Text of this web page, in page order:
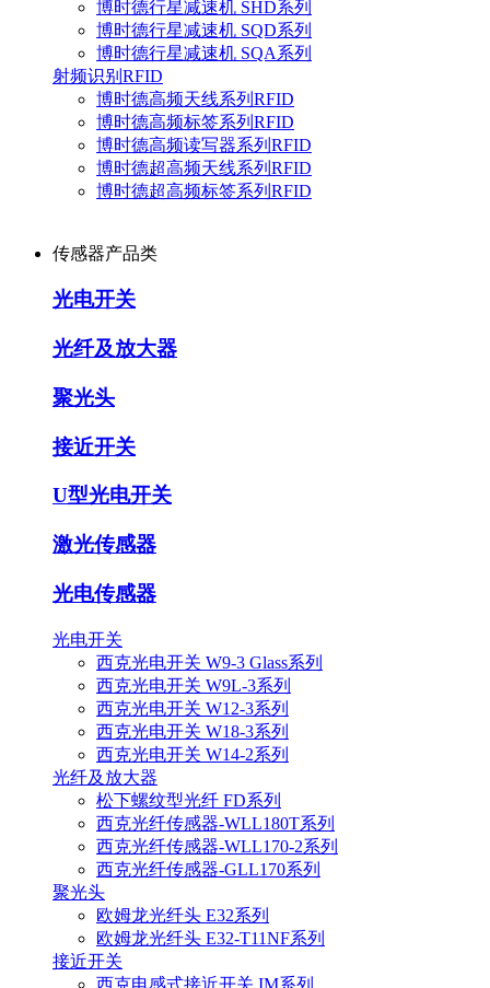
博时德行星减速机 SHD系列
博时德行星减速机 SQD系列
博时德行星减速机 SQA系列
射频识别RFID
博时德高频天线系列RFID
博时德高频标签系列RFID
博时德高频读写器系列RFID
博时德超高频天线系列RFID
博时德超高频标签系列RFID
传感器产品类
光电开关
光纤及放大器
聚光头
接近开关
U型光电开关
激光传感器
光电传感器
光电开关
西克光电开关 W9-3 Glass系列
西克光电开关 W9L-3系列
西克光电开关 W12-3系列
西克光电开关 W18-3系列
西克光电开关 W14-2系列
光纤及放大器
松下螺纹型光纤 FD系列
西克光纤传感器-WLL180T系列
西克光纤传感器-WLL170-2系列
西克光纤传感器-GLL170系列
聚光头
欧姆龙光纤头 E32系列
欧姆龙光纤头 E32-T11NF系列
接近开关
西克电感式接近开关 IM系列